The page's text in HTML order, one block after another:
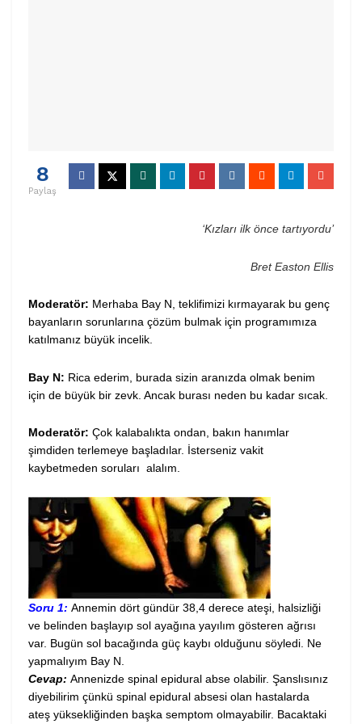
8
Paylaş
‘Kızları ilk önce tartıyordu’
Bret Easton Ellis
Moderatör: Merhaba Bay N, teklifimizi kırmayarak bu genç
bayanların sorunlarına çözüm bulmak için programımıza
katılmanız büyük incelik.
Bay N: Rica ederim, burada sizin aranızda olmak benim
için de büyük bir zevk. Ancak burası neden bu kadar sıcak.
Moderatör: Çok kalabalıkta ondan, bakın hanımlar
şimdiden terlemeye başladılar. İsterseniz vakit
kaybetmeden soruları alalım.
Soru 1: Annemin dört gündür 38,4 derece ateşi, halsizliği
ve belinden başlayıp sol ayağına yayılım gösteren ağrısı
var. Bugün sol bacağında güç kaybı olduğunu söyledi. Ne
yapmalıyım Bay N.
Cevap: Annenizde spinal epidural abse olabilir. Şanslısınız
diyebilirim çünkü spinal epidural absesi olan hastalarda
ateş yüksekliğinden başka semptom olmayabilir. Bacaktaki